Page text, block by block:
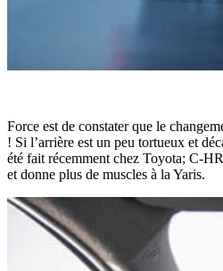
Force est de constater que le
! Si l’arrière est un peu tortueux et
été fait récemment chez Toyota; C-
et donne plus de muscles à la Yaris.